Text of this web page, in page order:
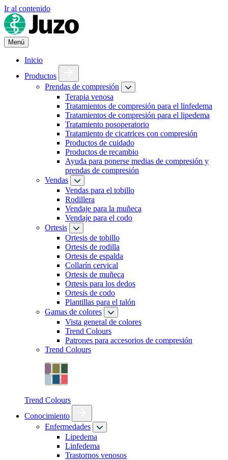
Ir al contenido
Menú
Inicio
Productos
Prendas de compresión
Terapia venosa
Tratamientos de compresión para el linfedema
Tratamientos de compresión para el lipedema
Tratamiento posoperatorio
Tratamiento de cicatrices con compresión
Productos de cuidado
Productos de recambio
Ayuda para ponerse medias de compresión y
prendas de compresión
Vendas
Vendas para el tobillo
Rodillera
Vendaje para la muñeca
Vendaje para el codo
Ortesis
Ortesis de tobillo
Ortesis de rodilla
Ortesis de espalda
Collarín cervical
Ortesis de muñeca
Ortesis para los dedos
Ortesis de codo
Plantillas para el talón
Gamas de colores
Vista general de colores
Trend Colours
Patrones para accesorios de compresión
Trend Colours
Trend Colours
Conocimiento
Enfermedades
Lipedema
Linfedema
Trastornos venosos